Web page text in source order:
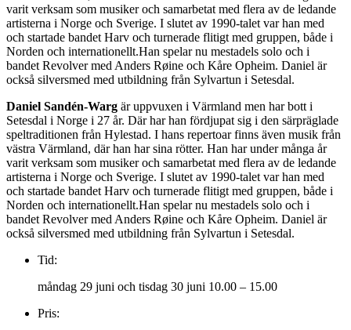
varit verksam som musiker och samarbetat med flera av de ledande
artisterna i Norge och Sverige. I slutet av 1990-talet var han med
och startade bandet Harv och turnerade flitigt med gruppen, både i
Norden och internationellt.Han spelar nu mestadels solo och i
bandet Revolver med Anders Røine och Kåre Opheim. Daniel är
också silversmed med utbildning från Sylvartun i Setesdal.
Daniel Sandén-Warg är uppvuxen i Värmland men har bott i
Setesdal i Norge i 27 år. Där har han fördjupat sig i den särpräglade
speltraditionen från Hylestad. I hans repertoar finns även musik från
västra Värmland, där han har sina rötter. Han har under många år
varit verksam som musiker och samarbetat med flera av de ledande
artisterna i Norge och Sverige. I slutet av 1990-talet var han med
och startade bandet Harv och turnerade flitigt med gruppen, både i
Norden och internationellt.Han spelar nu mestadels solo och i
bandet Revolver med Anders Røine och Kåre Opheim. Daniel är
också silversmed med utbildning från Sylvartun i Setesdal.
Tid:
måndag 29 juni och tisdag 30 juni 10.00 – 15.00
Pris: